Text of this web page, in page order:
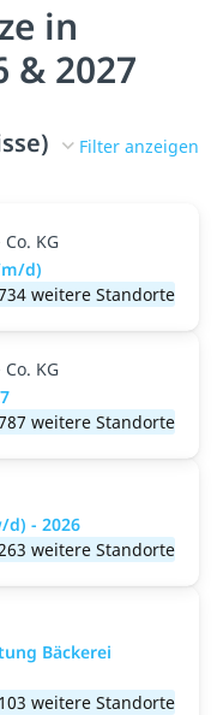
in
& 2027
Filter anzeigen
KG
d)
weitere Standorte
KG
weitere Standorte
- 2026
weitere Standorte
Bäckerei
weitere Standorte